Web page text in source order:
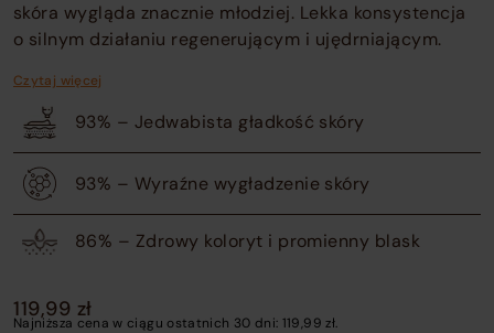
skóra wygląda znacznie młodziej. Lekka konsystencja
o silnym działaniu regenerującym i ujędrniającym.
Czytaj więcej
93% – Jedwabista gładkość skóry
93% – Wyraźne wygładzenie skóry
86% – Zdrowy koloryt i promienny blask
119,99 zł
Najniższa cena w ciągu ostatnich 30 dni: 119,99zł.